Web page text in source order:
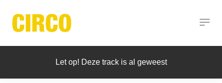
Let op! Deze track is al geweest